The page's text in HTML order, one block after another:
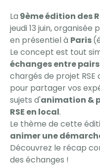
La 9ème édition des
jeudi 13 juin, organisée
en présentiel à Paris
Le concept est tout
échanges entre pairs
chargés de projet RSE
pour partager vos
sujets d'animation &
RSE en local.
Le thème de cette
animer une
Découvrez le récap
des échanges !